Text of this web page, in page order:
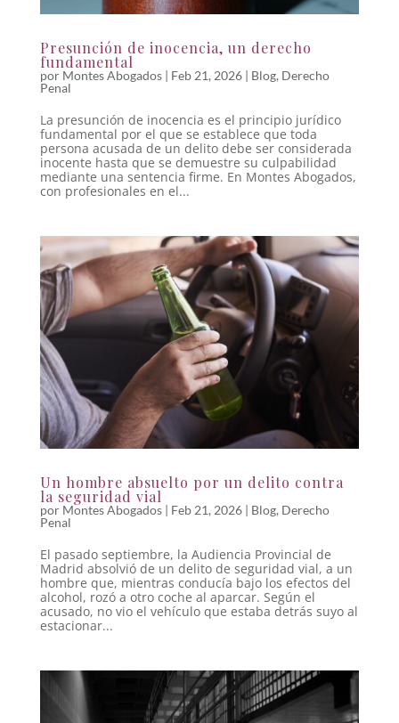
Presunción de inocencia, un derecho
fundamental
por Montes Abogados| Feb 21, 2026| Blog, Derecho
Penal
La presunción de inocencia es el principio jurídico
fundamental por el que se establece que toda
persona acusada de un delito debe ser considerada
inocente hasta que se demuestre su culpabilidad
mediante una sentencia firme. En Montes Abogados,
con profesionales en el...
Un hombre absuelto por un delito contra
la seguridad vial
por Montes Abogados| Feb 21, 2026| Blog, Derecho
Penal
El pasado septiembre, la Audiencia Provincial de
Madrid absolvió de un delito de seguridad vial, a un
hombre que, mientras conducía bajo los efectos del
alcohol, rozó a otro coche al aparcar. Según el
acusado, no vio el vehículo que estaba detrás suyo al
estacionar...